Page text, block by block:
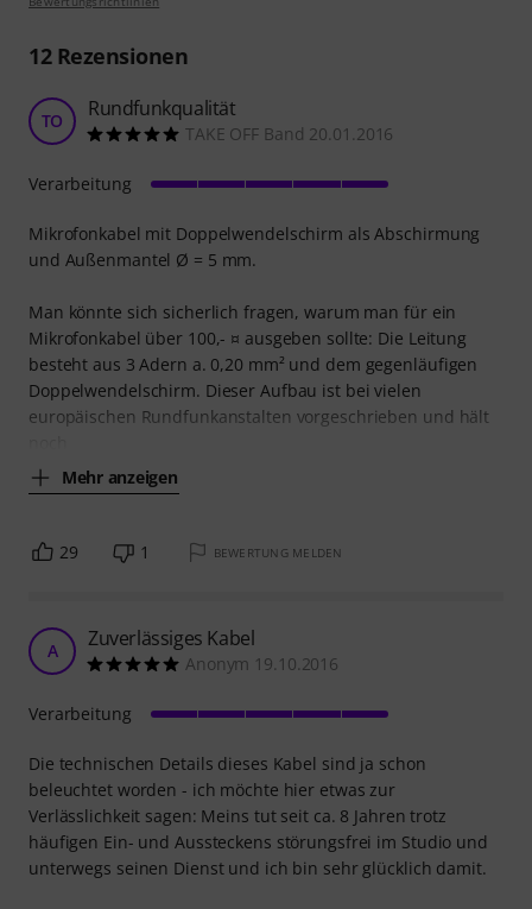
12Rezensionen
TO Rundfunkqualität
TAKE OFF Band 20.01.2016
Mikrofonkabel mit Doppelwendelschirm als Abschirmung
und Außenmantel Ø = 5 mm.
Man könnte sich sicherlich fragen, warum man für ein
Mikrofonkabel über 100,- ¤ ausgeben sollte: Die Leitung
besteht aus 3 Adern a. 0,20 mm² und dem gegenläufigen
Doppelwendelschirm. Dieser Aufbau ist bei vielen
europäischen Rundfunkanstalten vorgeschrieben und hält
Mehr anzeigen
Verarbeitung
29 1 BEWERTUNG MELDEN
A Zuverlässiges Kabel
Anonym 19.10.2016
Die technischen Details dieses Kabel sind ja schon
beleuchtet worden - ich möchte hier etwas zur
Verlässlichkeit sagen: Meins tut seit ca. 8 Jahren trotz
häufigen Ein- und Aussteckens störungsfrei im Studio und
unterwegs seinen Dienst und ich bin sehr glücklich damit.
Verarbeitung